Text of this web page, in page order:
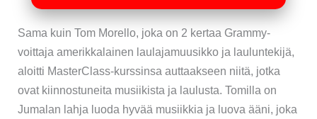
Sama kuin Tom Morello, joka on 2 kertaa Grammy-
voittaja amerikkalainen laulajamuusikko ja lauluntekijä,
aloitti MasterClass-kurssinsa auttaakseen niitä, jotka
ovat kiinnostuneita musiikista ja laulusta. Tomilla on
Jumalan lahja luoda hyvää musiikkia ja luova ääni, joka